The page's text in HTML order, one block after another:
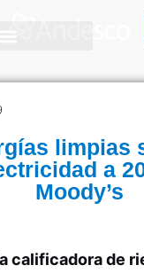
limpias
a
Moody’s
calificadora de